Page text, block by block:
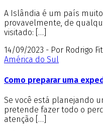
A Islândia é um país
provavelmente, de
visitado: […]
14/09/2023 - Por Rodrigo
América do Sul
Como preparar uma
Se você está planejando
pretende fazer todo o
atenção […]